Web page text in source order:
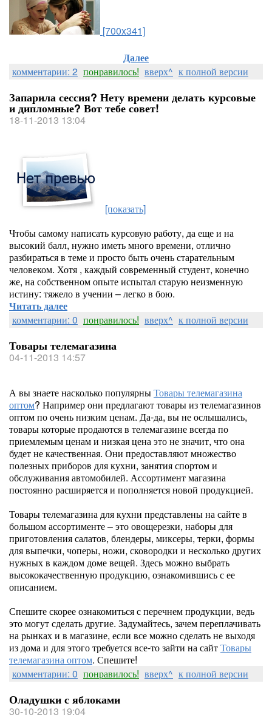
[700x341]
Далее
комментарии: 2 понравилось! вверх^ к полной версии
Запарила сессия? Нету времени делать курсовые
и дипломные? Вот тебе совет!
18-11-2013 13:04
[показать]
Чтобы самому написать курсовую работу, да еще и на
высокий балл, нужно иметь много времени, отлично
разбираться в теме и просто быть очень старательным
человеком. Хотя , каждый современный студент, конечно
же, на собственном опыте испытал старую неизменную
истину: тяжело в учении – легко в бою.
Читать далее
комментарии: 0 понравилось! вверх^ к полной версии
Товары телемагазина
04-11-2013 14:57
А вы знаете насколько популярныТовары телемагазина
оптом? Например они предлагают товары из телемагазинов
оптом по очень низким ценам. Да-да, вы не ослышались,
товары которые продаются в телемагазине всегда по
приемлемым ценам и низкая цена это не значит, что она
будет не качественная. Они предоставляют множество
полезных приборов для кухни, занятия спортом и
обслуживания автомобилей. Ассортимент магазина
постоянно расширяется и пополняется новой продукцией.
Товары телемагазина для кухни представлены на сайте в
большом ассортименте – это овощерезки, наборы для
приготовления салатов, блендеры, миксеры, терки, формы
для выпечки, чоперы, ножи, сковородки и несколько других
нужных в каждом доме вещей. Здесь можно выбрать
высококачественную продукцию, ознакомившись с ее
описанием.
Спешите скорее ознакомиться с перечнем продукции, ведь
это могут сделать другие. Задумайтесь, зачем переплачивать
на рынках и в магазине, если все можно сделать не выходя
из дома и для этого требуется все-то зайти на сайтТовары
телемагазина оптом. Спешите!
комментарии: 0 понравилось! вверх^ к полной версии
Оладушки с яблоками
30-10-2013 19:04